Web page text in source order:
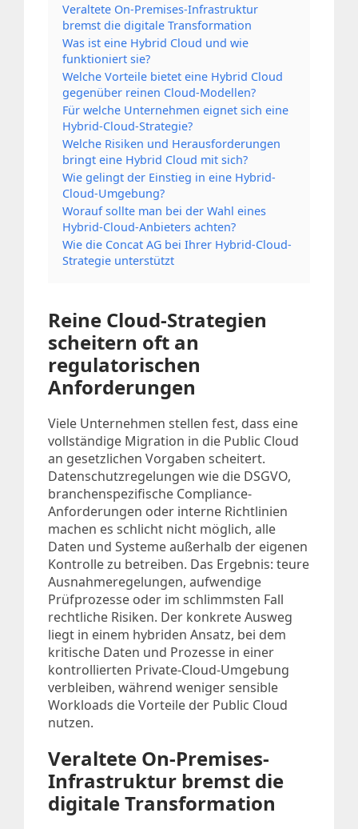
Veraltete On-Premises-Infrastruktur
bremst die digitale Transformation
Was ist eine Hybrid Cloud und wie
funktioniert sie?
Welche Vorteile bietet eine Hybrid Cloud
gegenüber reinen Cloud-Modellen?
Für welche Unternehmen eignet sich eine
Hybrid-Cloud-Strategie?
Welche Risiken und Herausforderungen
bringt eine Hybrid Cloud mit sich?
Wie gelingt der Einstieg in eine Hybrid-
Cloud-Umgebung?
Worauf sollte man bei der Wahl eines
Hybrid-Cloud-Anbieters achten?
Wie die Concat AG bei Ihrer Hybrid-Cloud-
Strategie unterstützt
Reine Cloud-Strategien
scheitern oft an
regulatorischen
Anforderungen
Viele Unternehmen stellen fest, dass eine
vollständige Migration in die Public Cloud
an gesetzlichen Vorgaben scheitert.
Datenschutzregelungen wie die DSGVO,
branchenspezifische Compliance-
Anforderungen oder interne Richtlinien
machen es schlicht nicht möglich, alle
Daten und Systeme außerhalb der eigenen
Kontrolle zu betreiben. Das Ergebnis: teure
Ausnahmeregelungen, aufwendige
Prüfprozesse oder im schlimmsten Fall
rechtliche Risiken. Der konkrete Ausweg
liegt in einem hybriden Ansatz, bei dem
kritische Daten und Prozesse in einer
kontrollierten Private-Cloud-Umgebung
verbleiben, während weniger sensible
Workloads die Vorteile der Public Cloud
nutzen.
Veraltete On-Premises-
Infrastruktur bremst die
digitale Transformation